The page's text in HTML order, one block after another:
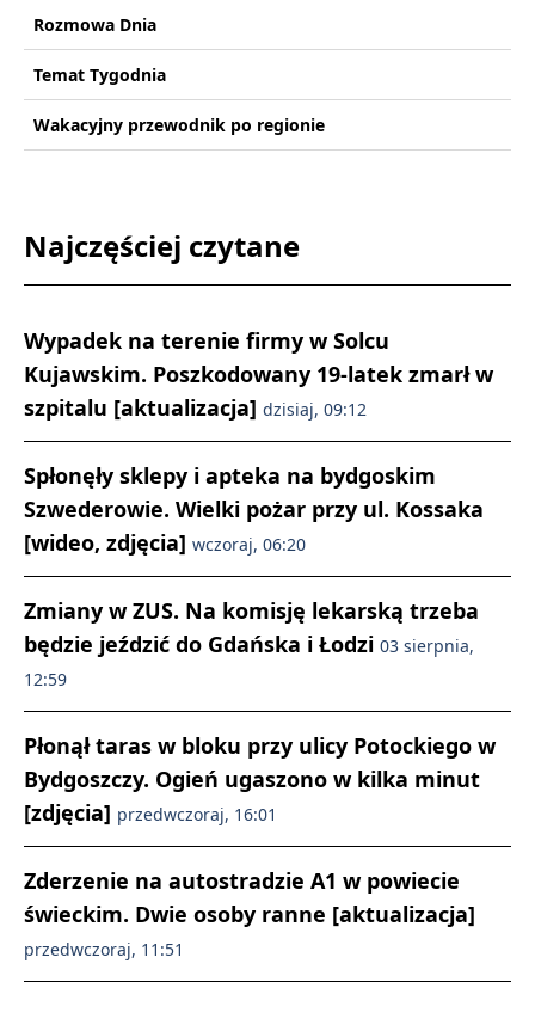
Rozmowa Dnia
Temat Tygodnia
Wakacyjny przewodnik po regionie
Najczęściej czytane
Wypadek na terenie firmy w Solcu
Kujawskim. Poszkodowany 19-latek zmarł w
szpitalu [aktualizacja] dzisiaj, 09:12
Spłonęły sklepy i apteka na bydgoskim
Szwederowie. Wielki pożar przy ul. Kossaka
[wideo, zdjęcia] wczoraj, 06:20
Zmiany w ZUS. Na komisję lekarską trzeba
będzie jeździć do Gdańska i Łodzi 03 sierpnia,
12:59
Płonął taras w bloku przy ulicy Potockiego w
Bydgoszczy. Ogień ugaszono w kilka minut
[zdjęcia] przedwczoraj, 16:01
Zderzenie na autostradzie A1 w powiecie
świeckim. Dwie osoby ranne [aktualizacja]
przedwczoraj, 11:51